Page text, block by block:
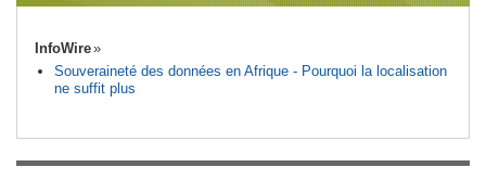
InfoWire
Souveraineté des données en Afrique - Pourquoi la localisation
ne suffit plus